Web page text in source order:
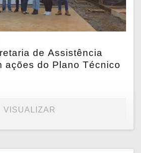
de Assistência
ações do Plano Técnico
VISUALIZAR